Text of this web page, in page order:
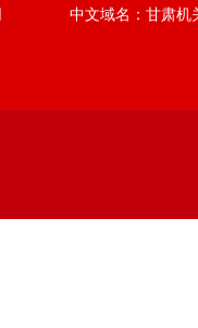
中文域名：甘肃机